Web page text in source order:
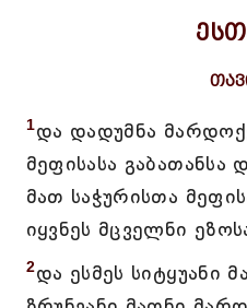
1და დადუმნა
მეფისასა
მათ საჭურისთა
იყვნეს მცველნი
2და ესმეს სიტყუანი